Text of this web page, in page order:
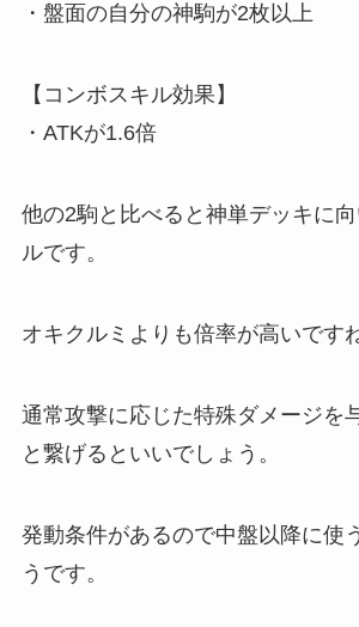
・盤面の自分の神駒が2枚以上
【コンボスキル効果】
・ATKが1.6倍
他の2駒と比べると神単デッキに
ルです。
オキクルミよりも倍率が高いですね
通常攻撃に応じた特殊ダメージを
と繋げるといいでしょう。
発動条件があるので中盤以降に使
うです。